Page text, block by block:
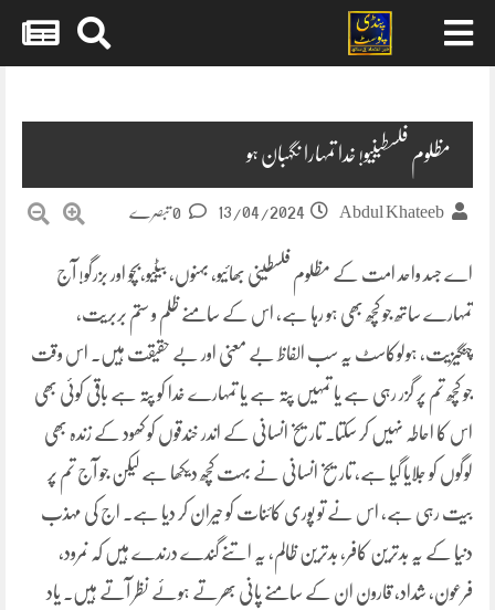
مظلوم فلسطینیو! خدا تمہارا نگہبان ہو
Abdul Khateeb
13/04/2024
اے جسد واحد امت کے مظلوم فلسطینی بھائیو، بہنوں، بیٹیو،بچو اور بزرگو! آج
تمہارے ساتھ جو کچھ بھی ہو رہا ہے، اس کے سامنے ظلم و ستم بربریت،
چنگیزیت، ہولوکاسٹ یہ سب الفاظ بے معنی اور بے حقیقت ہیں۔ اس وقت
جو کچھ تم پر گزر رہی ہے یا تمہیں پتہ ہے یا تمہارے خدا کو پتہ ہے باقی کوئی بھی
اس کا احاطہ نہیں کر سکتا۔ تاریخ انسانی کے اندر خندقوں کو کھود کے زندہ بھی
لوگوں کو جلایا گیا ہے، تاریخ انسانی نے بہت کچھ دیکھا ہے لیکن جو آج تم پر
بیت رہی ہے، اس نے تو پوری کائنات کو حیران کر دیا ہے۔ اج کی مہذب
دنیا کے یہ بدترین کافر، بدترین ظالم، یہ اتنے گندے درندے ہیں کہ نمرود،
فرعون، شداد، قارون ان کے سامنے پانی بھرتے ہوئے نظر آتے ہیں۔ یاد